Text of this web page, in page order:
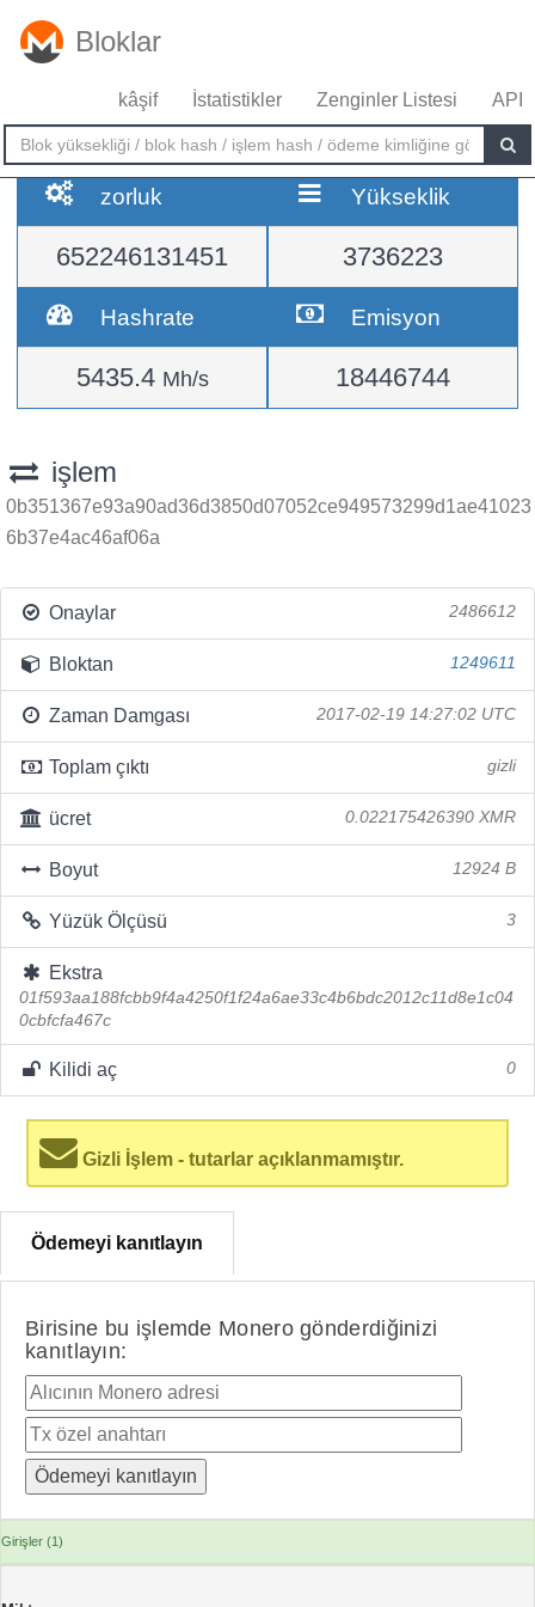
Bloklar
kâşif İstatistikler Zenginler Listesi API
zorluk
652246131451
Yükseklik
3736223
Hashrate
5435.4 Mh/s
Emisyon
18446744
işlem
0b351367e93a90ad36d3850d07052ce949573299d1ae41023
6b37e4ac46af06a
Onaylar 2486612
Bloktan 1249611
Zaman Damgası 2017-02-19 14:27:02 UTC
Toplam çıktı gizli
ücret 0.022175426390 XMR
Boyut 12924 B
Yüzük Ölçüsü 3
Ekstra
01f593aa188fcbb9f4a4250f1f24a6ae33c4b6bdc2012c11d8e1c04
0cbfcfa467c
Kilidi aç 0
Gizli İşlem - tutarlar açıklanmamıştır.
Ödemeyi kanıtlayın
Birisine bu işlemde Monero gönderdiğinizi
kanıtlayın:
Girişler (1)